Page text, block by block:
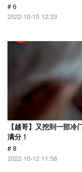
# 6
2022-10-15 12:33
【越哥】又挖到一部
满分！
# 8
2022-10-12 11:58